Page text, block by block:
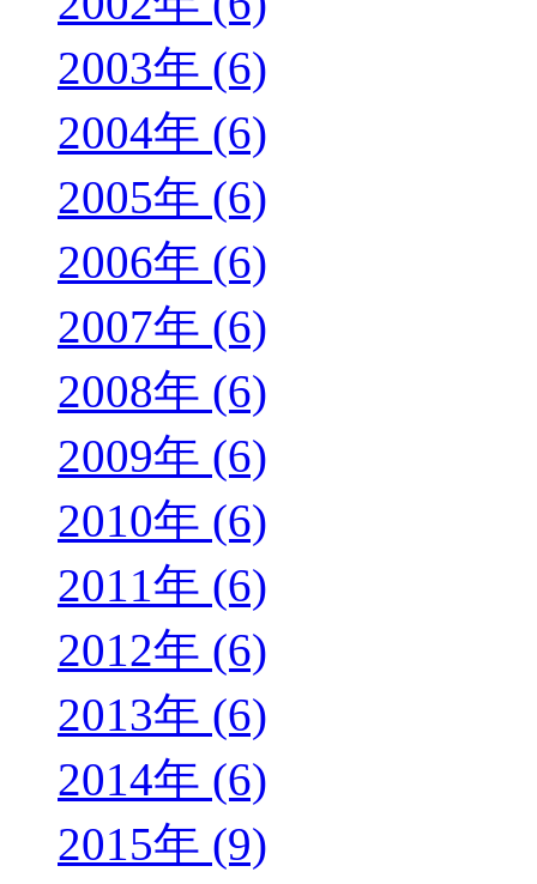
2003年 (6)
2004年 (6)
2005年 (6)
2006年 (6)
2007年 (6)
2008年 (6)
2009年 (6)
2010年 (6)
2011年 (6)
2012年 (6)
2013年 (6)
2014年 (6)
2015年 (9)